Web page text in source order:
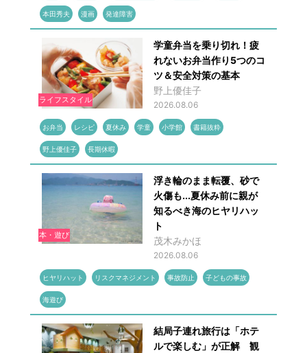
本田秀夫 漫画 発達障害
ライフスタイル
学童弁当を乗り切れ！疲
れないお弁当作り5つのコ
ツ＆安全対策の基本
野上優佳子
2026.08.06
お弁当 レシピ 夏休み 学童 小学館 書籍抜粋
野上優佳子 長期休暇
本・遊び
浮き輪のまま転覆、砂で
火傷も...夏休み前に親が
知るべき海のヒヤリハッ
ト
茂木みかほ
2026.08.06
ヒヤリハット リスクマネジメント 事故防止 子どもの事故
海遊び
結局子連れ旅行は「ホテ
ルで楽しむ」が正解 観